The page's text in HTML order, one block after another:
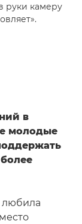
руки камеру
в
молодые
любила